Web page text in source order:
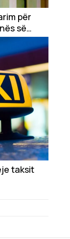
për
së
taksit